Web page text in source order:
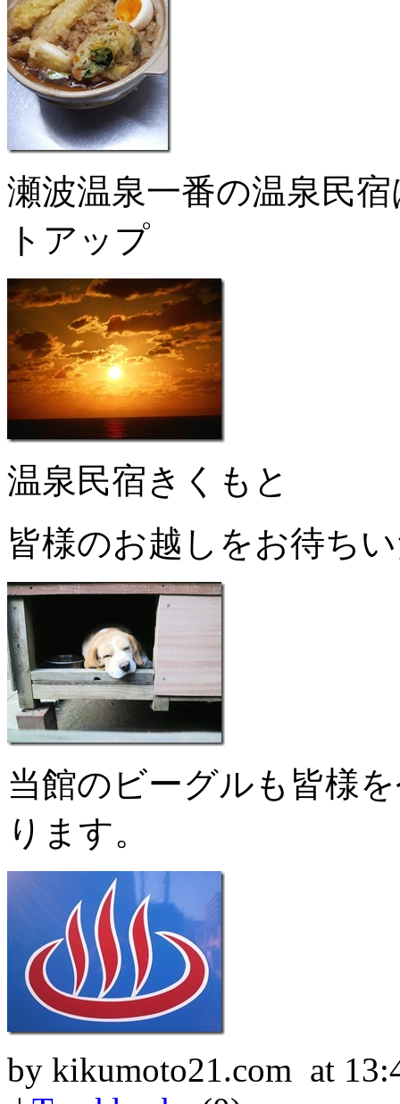
瀬波温泉一番の温泉民
トアップ
温泉民宿きくもと
皆様のお越しをお待ち
当館のビーグルも皆様
ります。
by kikumoto21.com at